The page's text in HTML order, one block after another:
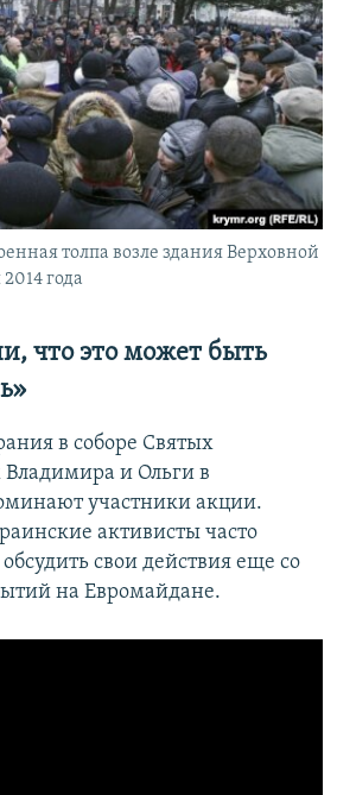
толпа возле здания Верховной
года
что это может быть
в соборе Святых
Владимира и Ольги в
участники акции.
активисты часто
свои действия еще со
на Евромайдане.